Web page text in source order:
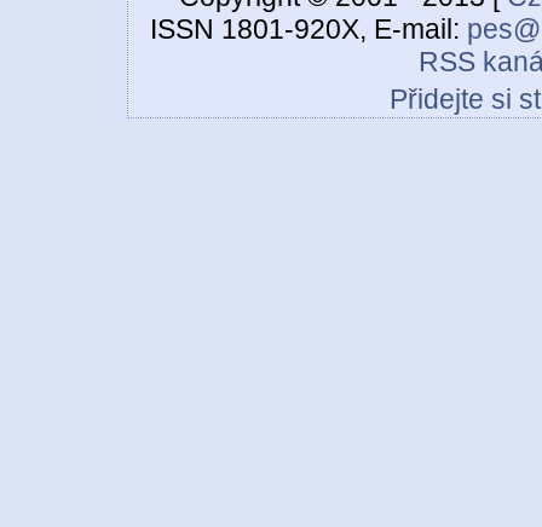
ISSN 1801-920X, E-mail:
RSS
Přidejte si